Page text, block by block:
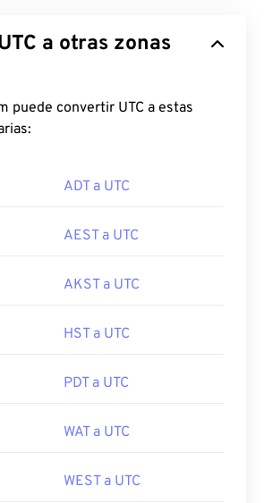
a otras zonas
puede convertir UTC a estas
ADT a UTC
AEST a UTC
AKST a UTC
HST a UTC
PDT a UTC
WAT a UTC
WEST a UTC